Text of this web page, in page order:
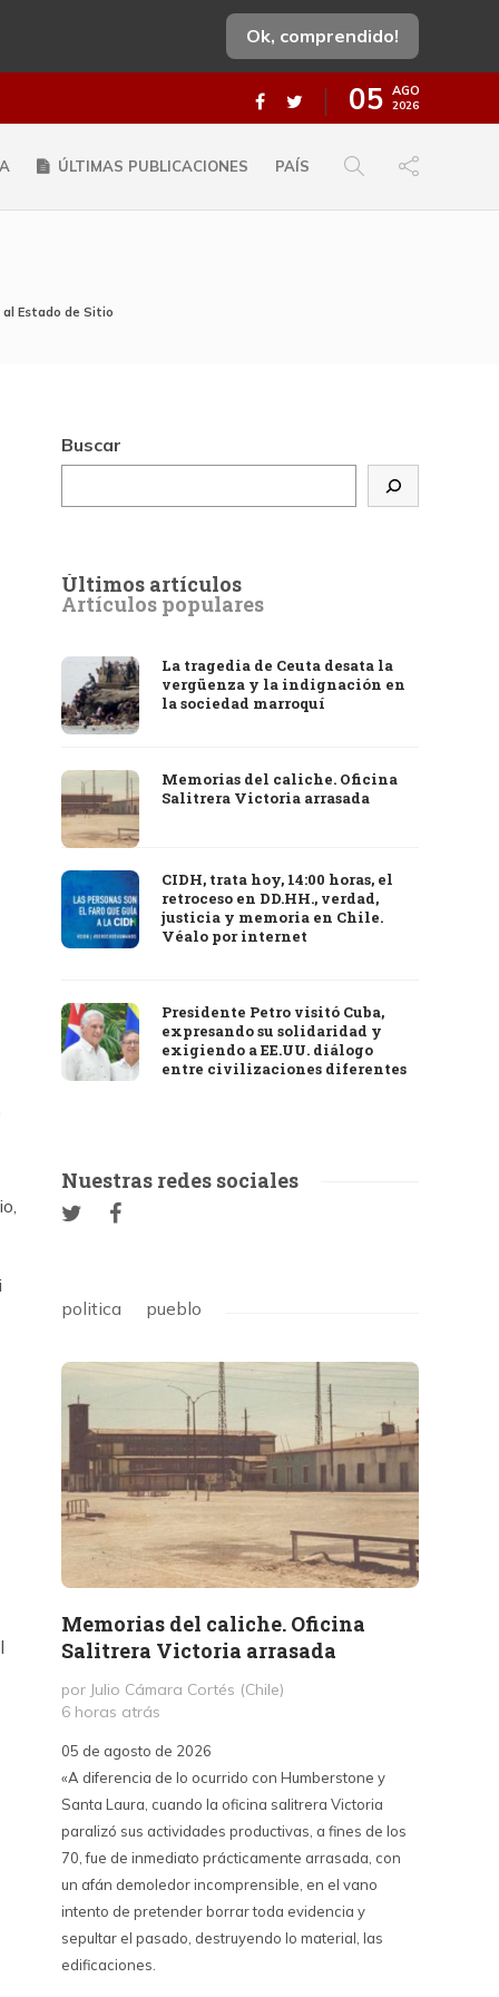
Ok, comprendido!
05 AGO
2026
ÚLTIMAS PUBLICACIONES PAÍS
Estado de Sitio
Buscar
Últimos artículos
Artículos populares
La tragedia de Ceuta desata la
vergüenza y la indignación en
la sociedad marroquí
Memorias del caliche. Oficina
Salitrera Victoria arrasada
CIDH, trata hoy, 14:00 horas, el
retroceso en DD.HH., verdad,
justicia y memoria en Chile.
Véalo por internet
Presidente Petro visitó Cuba,
expresando su solidaridad y
exigiendo a EE.UU. diálogo
entre civilizaciones diferentes
Nuestras redes sociales
politica pueblo
Memorias del caliche. Oficina
Salitrera Victoria arrasada
por Julio Cámara Cortés (Chile)
6 horas atrás
05 de agosto de 2026
«A diferencia de lo ocurrido con Humberstone y
Santa Laura, cuando la oficina salitrera Victoria
paralizó sus actividades productivas, a fines de los
70, fue de inmediato prácticamente arrasada, con
un afán demoledor incomprensible, en el vano
intento de pretender borrar toda evidencia y
sepultar el pasado, destruyendo lo material, las
edificaciones.